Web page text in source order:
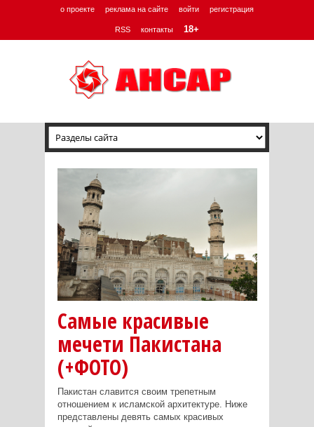
о проекте реклама на сайте войти регистрация
RSS контакты 18+
Самые красивые
мечети Пакистана
(+ФОТО)
Пакистан славится своим трепетным
отношением к исламской архитектуре. Ниже
представлены девять самых красивых